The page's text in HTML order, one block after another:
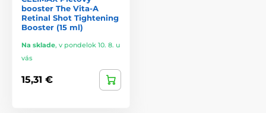
booster The Vita-A
Retinal Shot Tightening
Booster (15 ml)
Na sklade, v pondelok 10. 8. u
vás
15,31 €